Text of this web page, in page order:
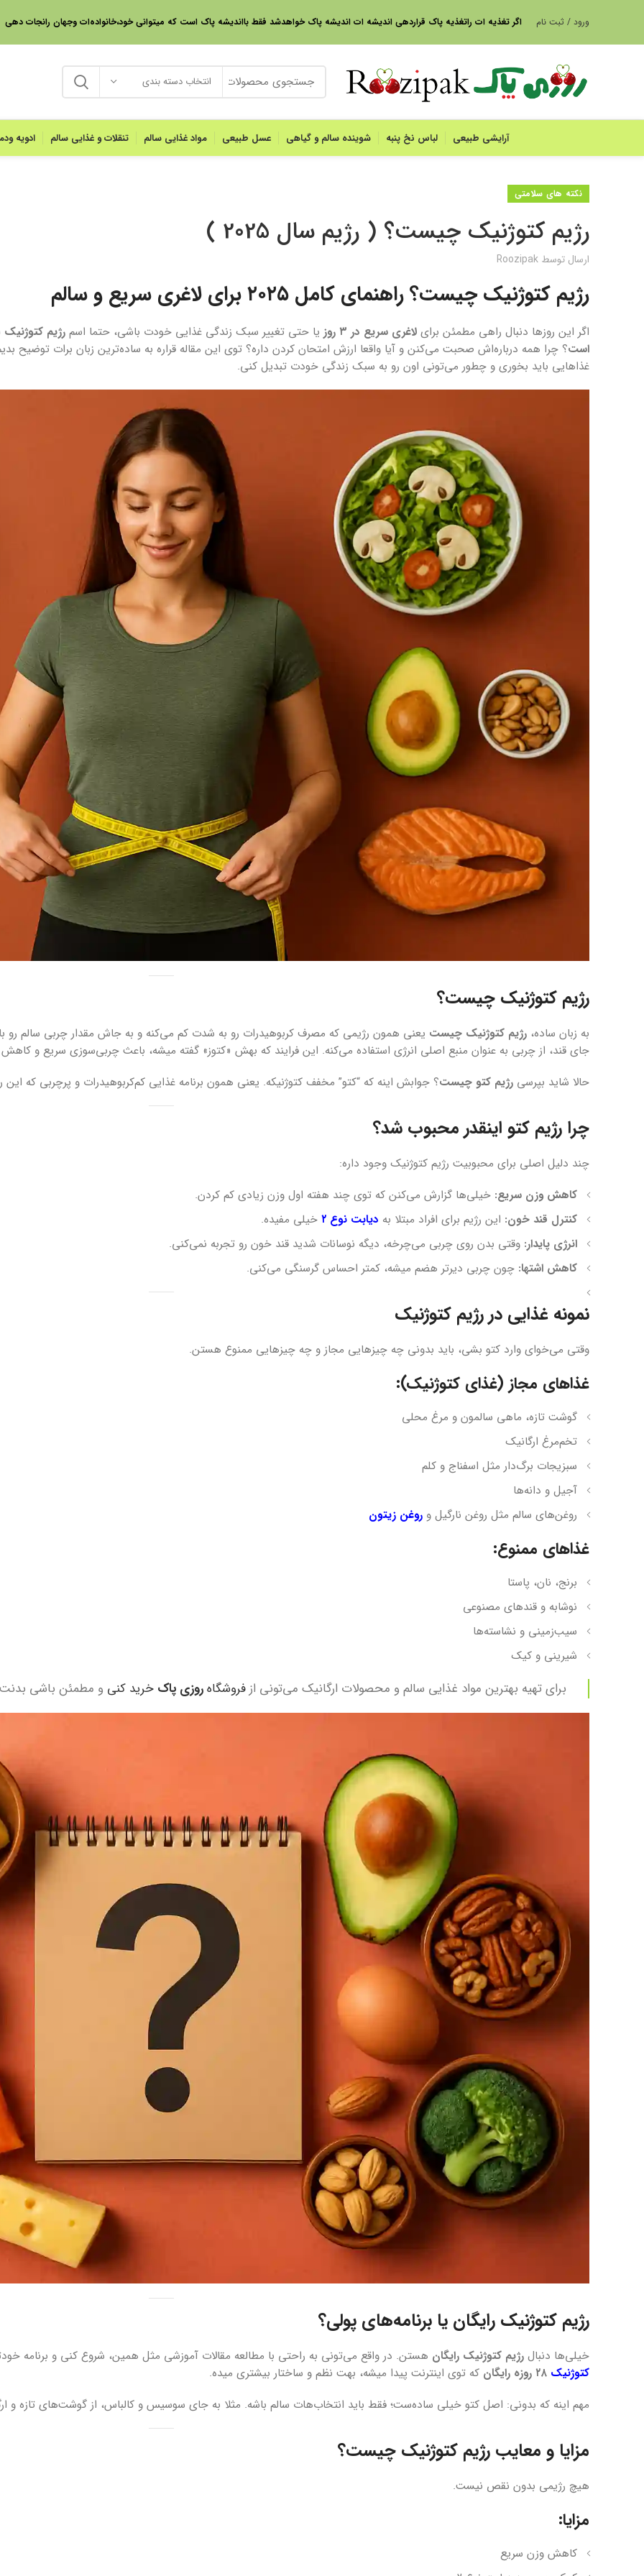
ورود / ثبت نام اگر تغذیه ات راتغذیه پاک قراردهی اندیشه ات اندیشه پاک خواهدشد فقط بااندیشه پاک است که میتوانی خود،خانواده‌ات وجهان رانجات دهی
انتخاب دسته بندی
آرایشی طبیعی لباس نخ پنبه شوینده سالم و گیاهی عسل طبیعی مواد غذایی سالم تنقلات و غذایی سالم ادویه
نکته های سلامتی
رژیم کتوژنیک چیست؟ ( رژیم سال 2025 )
ارسال توسط Roozipak
رژیم کتوژنیک چیست؟ راهنمای کامل ۲۰۲۵ برای لاغری سریع و سالم
اگر این روزها دنبال راهی مطمئن برای لاغری سریع در ۳ روز یا حتی تغییر سبک زندگی غذایی خودت باشی، حتما اسم رژیم کتوژنیک
است؟ چرا همه درباره‌اش صحبت می‌کنن و آیا واقعا ارزش امتحان کردن داره؟ توی این مقاله قراره به ساده‌ترین زبان برات توضیح
غذاهایی باید بخوری و چطور می‌تونی اون رو به سبک زندگی خودت تبدیل کنی.
رژیم کتوژنیک چیست؟
به زبان ساده، رژیم کتوژنیک چیست یعنی همون رژیمی که مصرف کربوهیدرات رو به شدت کم می‌کنه و به جاش مقدار چربی سالم رو
جای قند، از چربی به عنوان منبع اصلی انرژی استفاده می‌کنه. این فرایند که بهش «کتوز» گفته میشه، باعث چربی‌سوزی سریع و
حالا شاید بپرسی رژیم کتو چیست؟ جوابش اینه که “کتو” مخفف کتوژنیکه. یعنی همون برنامه غذایی کم‌کربوهیدرات و پرچربی که
چرا رژیم کتو اینقدر محبوب شد؟
چند دلیل اصلی برای محبوبیت رژیم کتوژنیک وجود داره:
کاهش وزن سریع: خیلی‌ها گزارش می‌کنن که توی چند هفته اول وزن زیادی کم کردن.
کنترل قند خون: این رژیم برای افراد مبتلا به دیابت نوع ۲
خیلی مفیده.
انرژی پایدار: وقتی بدن روی چربی می‌چرخه، دیگه نوسانات شدید قند خون رو تجربه نمی‌کنی.
کاهش اشتها: چون چربی دیرتر هضم میشه، کمتر احساس گرسنگی می‌کنی.
نمونه غذایی در رژیم کتوژنیک
وقتی می‌خوای وارد کتو بشی، باید بدونی چه چیزهایی مجاز و چه چیزهایی ممنوع هستن.
غذاهای مجاز (غذای کتوژنیک):
گوشت تازه، ماهی سالمون و مرغ محلی
تخم‌مرغ ارگانیک
سبزیجات برگ‌دار مثل اسفناج و کلم
آجیل و دانه‌ها
روغن‌های سالم مثل روغن نارگیل و روغن زیتون
غذاهای ممنوع:
برنج، نان، پاستا
نوشابه و قندهای مصنوعی
سیب‌زمینی و نشاسته‌ها
شیرینی و کیک
برای تهیه بهترین مواد غذایی سالم و محصولات ارگانیک می‌تونی ازفروشگاهروزی پاک خرید کنی و مطمئن باشی بدنت
رژیم کتوژنیک رایگان یا برنامه‌های پولی؟
خیلی‌ها دنبال رژیم کتوژنیک رایگان هستن. در واقع می‌تونی به راحتی با مطالعه مقالات آموزشی مثل همین، شروع کنی و برنامه
کتوژنیک
که توی اینترنت پیدا میشه، بهت نظم و ساختار بیشتری میده.
مهم اینه که بدونی: اصل کتو خیلی ساده‌ست؛ فقط باید انتخاب‌هات سالم باشه. مثلا به جای سوسیس و کالباس، از گوشت‌های تازه و
مزایا و معایب رژیم کتوژنیک چیست؟
هیچ رژیمی بدون نقص نیست.
مزایا:
کاهش وزن سریع